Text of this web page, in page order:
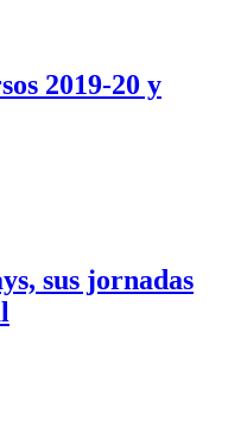
2019-20 y
sus jornadas